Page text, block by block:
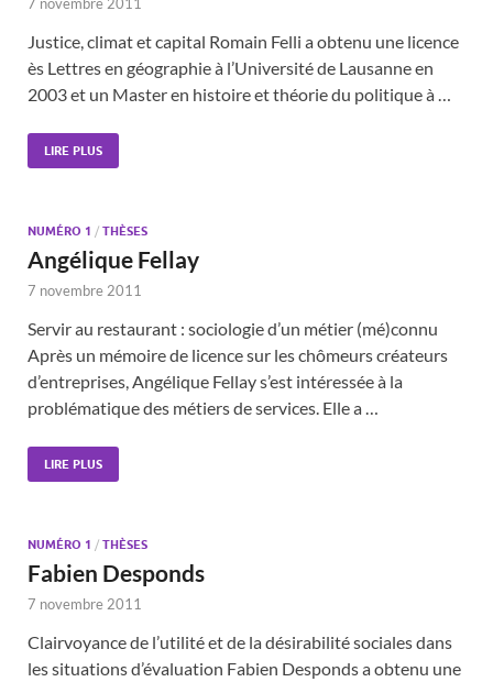
Justice, climat et capital Romain Felli a obtenu une licence
ès Lettres en géographie à l’Université de Lausanne en
2003 et un Master en histoire et théorie du politique à …
LIRE PLUS
NUMÉRO 1 / THÈSES
Angélique Fellay
7 novembre 2011
Servir au restaurant : sociologie d’un métier (mé)connu
Après un mémoire de licence sur les chômeurs créateurs
d’entreprises, Angélique Fellay s’est intéressée à la
problématique des métiers de services. Elle a …
LIRE PLUS
NUMÉRO 1 / THÈSES
Fabien Desponds
7 novembre 2011
Clairvoyance de l’utilité et de la désirabilité sociales dans
les situations d’évaluation Fabien Desponds a obtenu une